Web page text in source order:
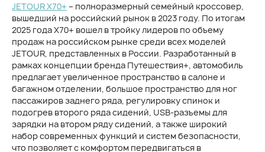
JETOUR X70+ – полноразмерный семейный кроссовер,
вышедший на российский рынок в 2023 году. По итогам
2025 года X70+ вошел в тройку лидеров по объему
продаж на российском рынке среди всех моделей
JETOUR, представленных в России. Разработанный в
рамках концепции бренда Путешествия+, автомобиль
предлагает увеличенное пространство в салоне и
багажном отделении, большое пространство для ног
пассажиров заднего ряда, регулировку спинок и
подогрев второго ряда сидений, USB-разъемы для
зарядки на втором ряду сидений, а также широкий
набор современных функций и систем безопасности,
что позволяет с комфортом передвигаться в